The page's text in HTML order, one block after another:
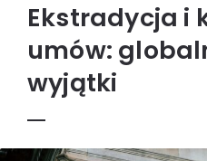
Ekstradycja i
umów:
wyjątki